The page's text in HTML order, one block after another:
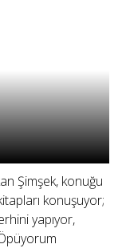
Şimşek, konuğu
konuşuyor;
yapıyor,